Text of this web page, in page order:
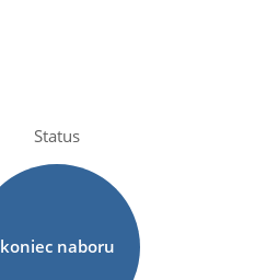
Status
koniec naboru